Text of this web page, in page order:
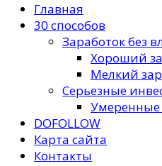
Главная
30 способов
Заработок без
Хороший
Мелкий
Серьезные
DOFOLLOW
Карта сайта
Контакты